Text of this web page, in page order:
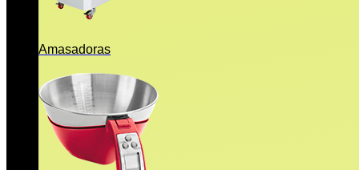
Amasadoras